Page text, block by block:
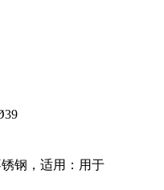
钢，适用：用于